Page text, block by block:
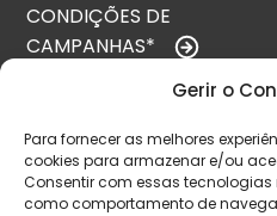
Gerir o
Para fornecer as melhores
cookies para armazenar e/ou
Consentir com essas
como comportamento de
CONDIÇÕES DE
CAMPANHAS*
POLÍTICA DE
PRIVACIDADE